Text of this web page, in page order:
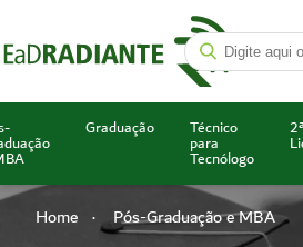
Graduação Técnico
para
Tecnólogo
2ª
Home Pós-Graduação e MBA